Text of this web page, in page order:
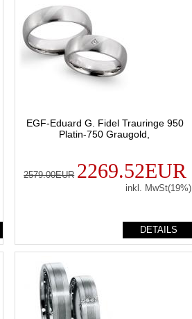
EGF-Eduard G. Fidel Trauringe 950
Platin-750 Graugold,
2579.00EUR 2269.52EUR
inkl. MwSt(19%)
DETAILS